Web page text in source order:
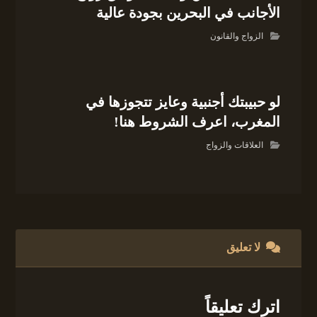
الأجانب في البحرين بجودة عالية
الزواج والقانون
لو حبيبتك أجنبية وعايز تتجوزها في
المغرب، اعرف الشروط هنا!
العلاقات والزواج
لا تعليق
اترك تعليقاً